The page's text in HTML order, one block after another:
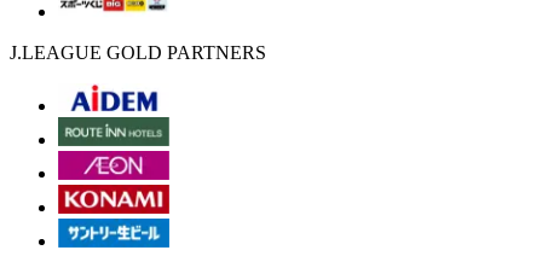
J.LEAGUE GOLD PARTNERS